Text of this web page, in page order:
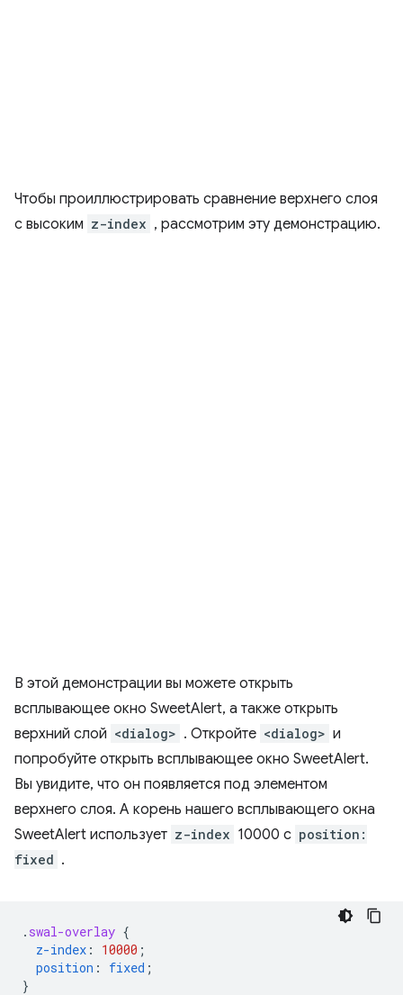
Чтобы проиллюстрировать сравнение верхнего слоя
с высоким z-index , рассмотрим эту демонстрацию.
В этой демонстрации вы можете открыть
всплывающее окно SweetAlert, а также открыть
верхний слой <dialog> . Откройте <dialog> и
попробуйте открыть всплывающее окно SweetAlert.
Вы увидите, что он появляется под элементом
верхнего слоя. А корень нашего всплывающего окна
SweetAlert использует z-index 10000 с position:
fixed .
. swal-overlay {
z-index : 10000 ;
position : fixed ;
}